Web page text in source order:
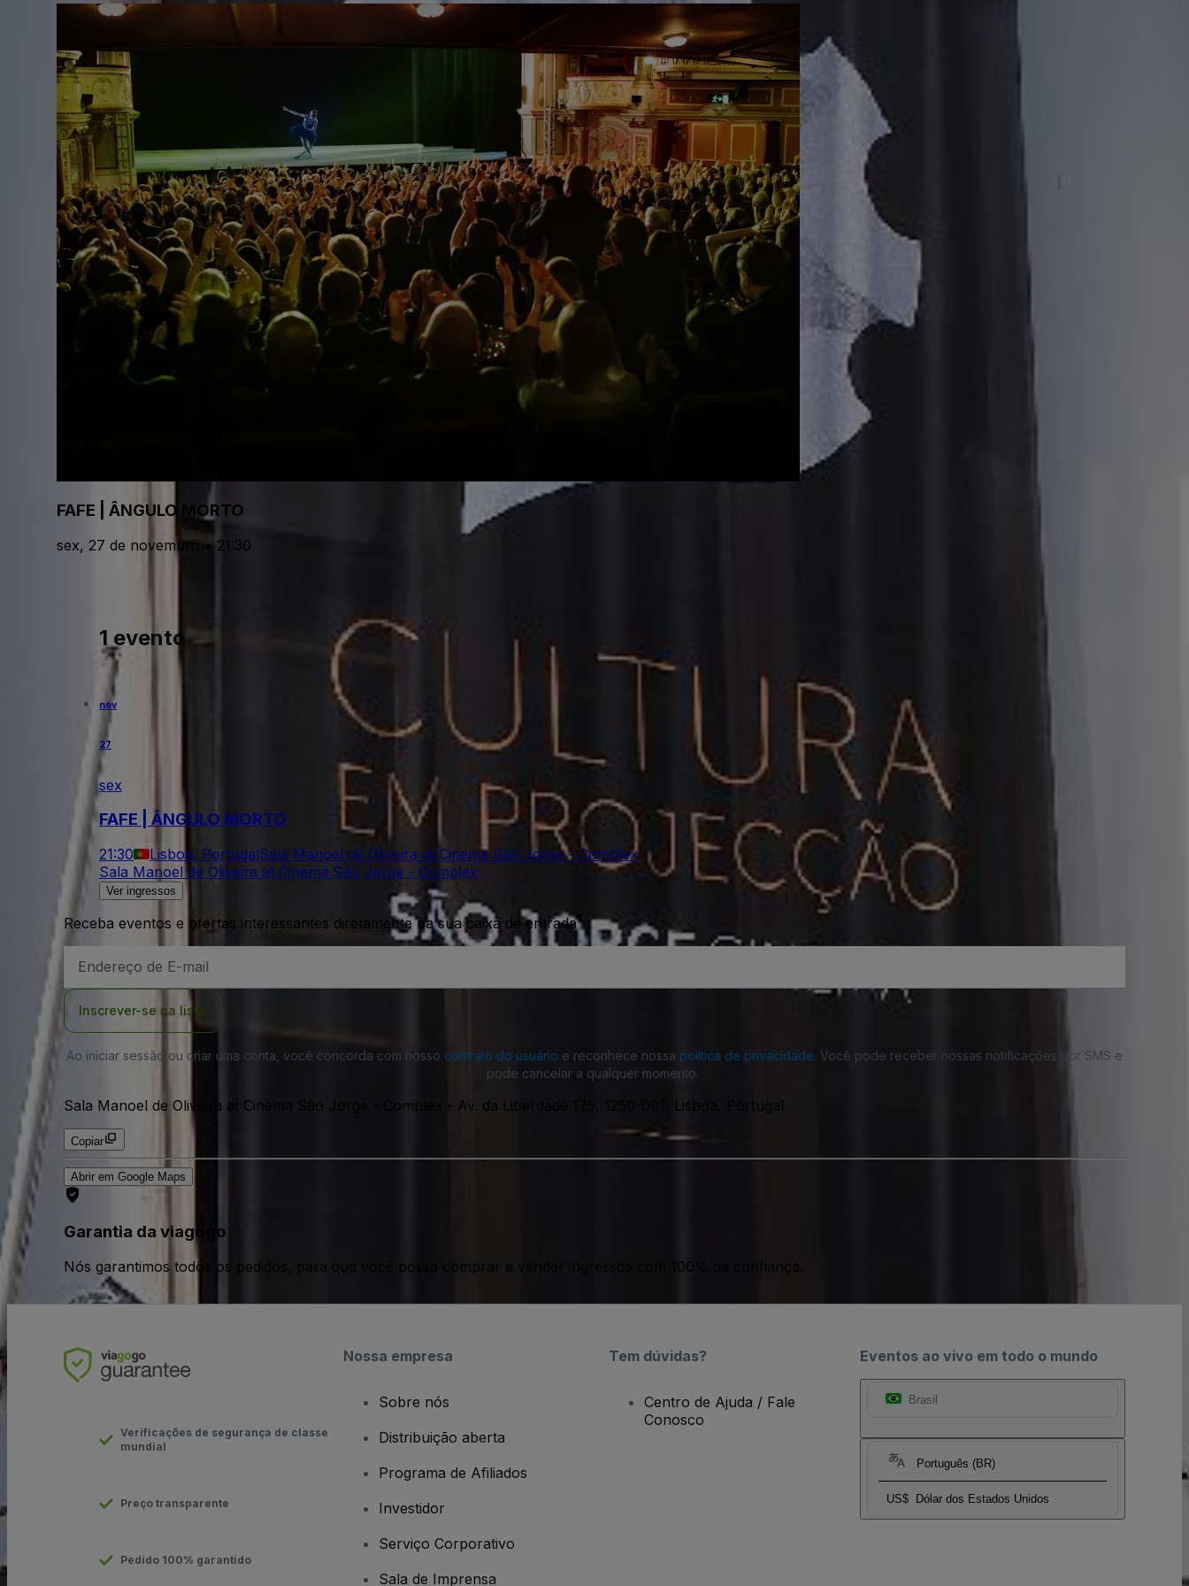
FAFE | ÂNGULO MORTO
sex, 27 de novembro • 21:30
1 evento
nov
27
sex
FAFE | ÂNGULO MORTO
21:30 Lisboa, PortugalSala Manoel de Oliveira at Cinema São Jorge - Complex
Sala Manoel de Oliveira at Cinema São Jorge - Complex
Ver ingressos
Receba eventos e ofertas interessantes diretamente na sua caixa de entrada
de
Inscrever-se na lista
Ao iniciar sessão ou criar uma conta, você concorda com nosso contrato do usuário e reconhece nossa política de privacidade. Você pode receber nossas notificações por SMS e
pode cancelar a qualquer momento.
Sala Manoel de Oliveira at Cinema São Jorge - Complex - Av. da Liberdade 175, 1250-001, Lisboa, Portugal
Copiar
Abrir em Google Maps
Garantia da viagogo
Nós garantimos todos os pedidos, para que você possa comprar e vender ingressos com 100% de confiança.
Eventos ao vivo em todo o mundo
Brasil
Português (BR)
US$ Dólar dos Estados Unidos
Verificações de segurança de classe
mundial
Preço transparente
Pedido 100% garantido
Nossa empresa
Sobre nós
Distribuição aberta
Programa de Afiliados
Investidor
Serviço Corporativo
Sala de Imprensa
Tem dúvidas?
Centro de Ajuda / Fale
Conosco